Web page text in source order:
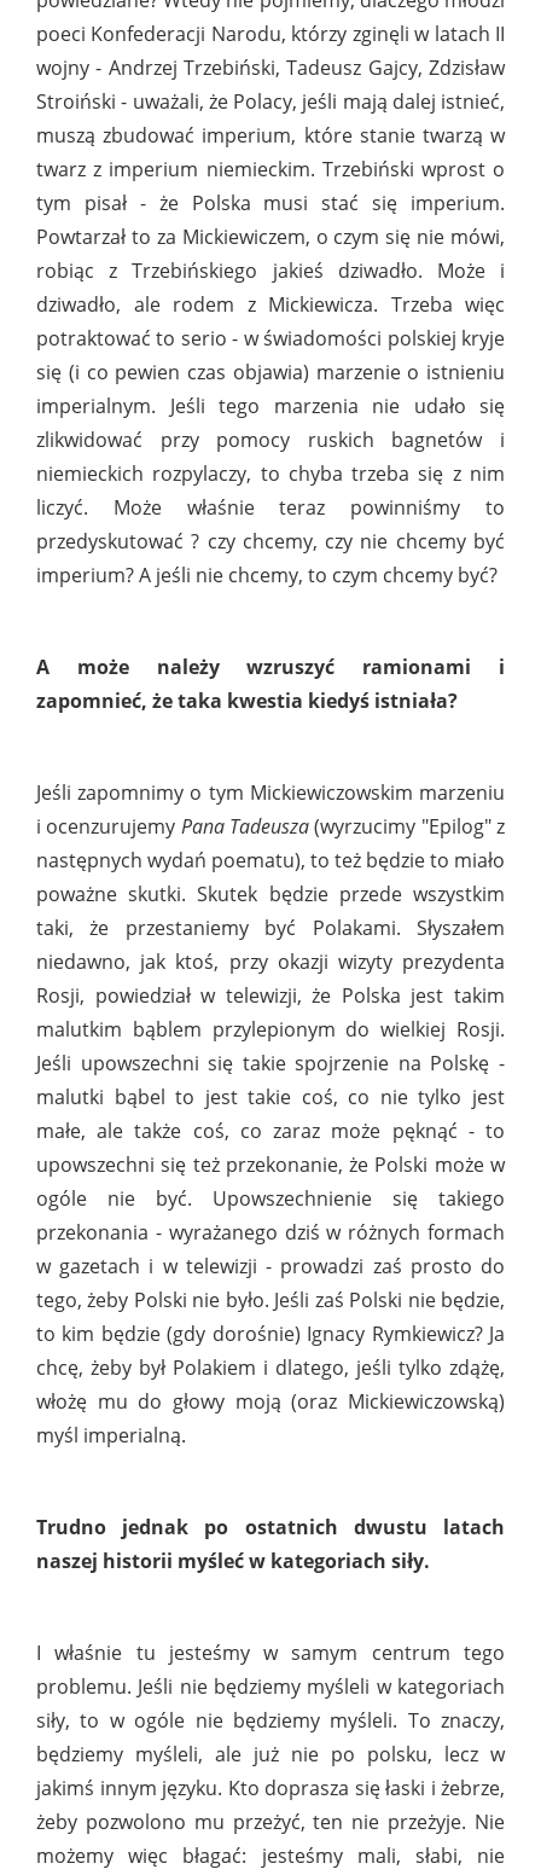
poeci Konfederacji Narodu, którzy zginęli w latach II
wojny - Andrzej Trzebiński, Tadeusz Gajcy, Zdzisław
Stroiński - uważali, że Polacy, jeśli mają dalej istnieć,
muszą zbudować imperium, które stanie twarzą w
twarz z imperium niemieckim. Trzebiński wprost o
tym pisał - że Polska musi stać się imperium.
Powtarzał to za Mickiewiczem, o czym się nie mówi,
robiąc z Trzebińskiego jakieś dziwadło. Może i
dziwadło, ale rodem z Mickiewicza. Trzeba więc
potraktować to serio - w świadomości polskiej kryje
się (i co pewien czas objawia) marzenie o istnieniu
imperialnym. Jeśli tego marzenia nie udało się
zlikwidować przy pomocy ruskich bagnetów i
niemieckich rozpylaczy, to chyba trzeba się z nim
liczyć. Może właśnie teraz powinniśmy to
przedyskutować ? czy chcemy, czy nie chcemy być
imperium? A jeśli nie chcemy, to czym chcemy być?
A może należy wzruszyć ramionami i
zapomnieć, że taka kwestia kiedyś istniała?
Jeśli zapomnimy o tym Mickiewiczowskim marzeniu
i ocenzurujemy Pana Tadeusza(wyrzucimy "Epilog" z
następnych wydań poematu), to też będzie to miało
poważne skutki. Skutek będzie przede wszystkim
taki, że przestaniemy być Polakami. Słyszałem
niedawno, jak ktoś, przy okazji wizyty prezydenta
Rosji, powiedział w telewizji, że Polska jest takim
malutkim bąblem przylepionym do wielkiej Rosji.
Jeśli upowszechni się takie spojrzenie na Polskę -
malutki bąbel to jest takie coś, co nie tylko jest
małe, ale także coś, co zaraz może pęknąć - to
upowszechni się też przekonanie, że Polski może w
ogóle nie być. Upowszechnienie się takiego
przekonania - wyrażanego dziś w różnych formach
w gazetach i w telewizji - prowadzi zaś prosto do
tego, żeby Polski nie było. Jeśli zaś Polski nie będzie,
to kim będzie (gdy dorośnie) Ignacy Rymkiewicz? Ja
chcę, żeby był Polakiem i dlatego, jeśli tylko zdążę,
włożę mu do głowy moją (oraz Mickiewiczowską)
myśl imperialną.
Trudno jednak po ostatnich dwustu latach
naszej historii myśleć w kategoriach siły.
I właśnie tu jesteśmy w samym centrum tego
problemu. Jeśli nie będziemy myśleli w kategoriach
siły, to w ogóle nie będziemy myśleli. To znaczy,
będziemy myśleli, ale już nie po polsku, lecz w
jakimś innym języku. Kto doprasza się łaski i żebrze,
żeby pozwolono mu przeżyć, ten nie przeżyje. Nie
możemy więc błagać: jesteśmy mali, słabi, nie